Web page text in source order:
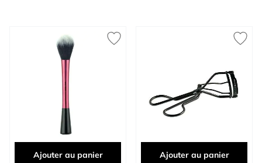
Ajouter au panier Ajouter au panier